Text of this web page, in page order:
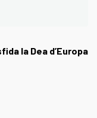
la Dea d’Europa